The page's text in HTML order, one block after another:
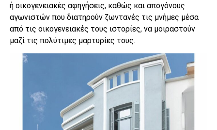
ή οικογενειακές αφηγήσεις, καθώς και απογόνους
αγωνιστών που διατηρούν ζωντανές τις μνήμες μέσα
από τις οικογενειακές τους ιστορίες, να μοιραστούν
μαζί τις πολύτιμες μαρτυρίες τους.